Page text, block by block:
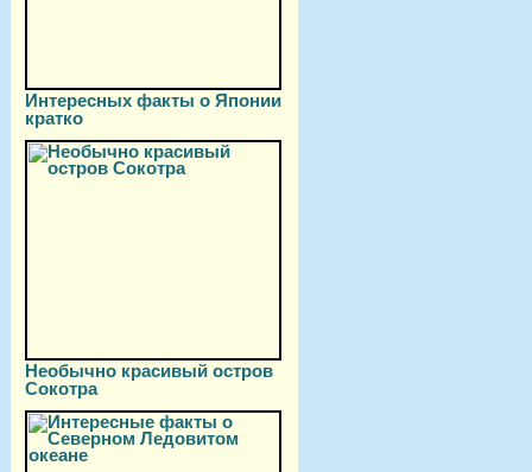
Интересных факты о Японии
кратко
Необычно красивый остров
Сокотра